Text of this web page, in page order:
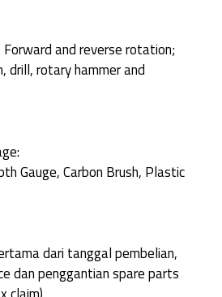
and reverse rotation;
drill, rotary hammer and
Gauge, Carbon Brush, Plastic
dari tanggal pembelian,
dan penggantian spare parts